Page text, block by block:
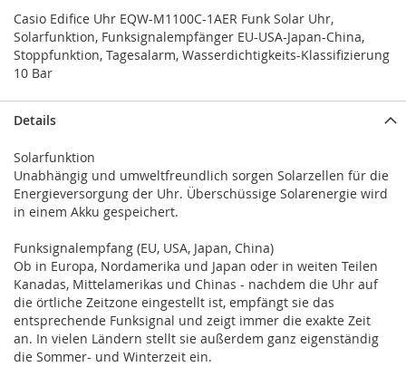
Casio Edifice Uhr EQW-M1100C-1AER Funk Solar Uhr,
Solarfunktion, Funksignalempfänger EU-USA-Japan-China,
Stoppfunktion, Tagesalarm, Wasserdichtigkeits-Klassifizierung
10 Bar
Details
Solarfunktion
Unabhängig und umweltfreundlich sorgen Solarzellen für die
Energieversorgung der Uhr. Überschüssige Solarenergie wird
in einem Akku gespeichert.
Funksignalempfang (EU, USA, Japan, China)
Ob in Europa, Nordamerika und Japan oder in weiten Teilen
Kanadas, Mittelamerikas und Chinas - nachdem die Uhr auf
die örtliche Zeitzone eingestellt ist, empfängt sie das
entsprechende Funksignal und zeigt immer die exakte Zeit
an. In vielen Ländern stellt sie außerdem ganz eigenständig
die Sommer- und Winterzeit ein.